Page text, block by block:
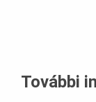
További